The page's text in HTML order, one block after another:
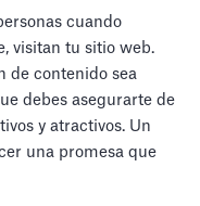
cuando
visitan tu sitio web.
de contenido sea
debes asegurarte de
y atractivos. Un
una promesa que